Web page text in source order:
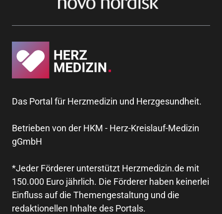
Das Portal für Herzmedizin und Herzgesundheit.
Betrieben von der HKM - Herz-Kreislauf-Medizin
gGmbH
*Jeder Förderer unterstützt Herzmedizin.de mit
150.000 Euro jährlich. Die Förderer haben keinerlei
Einfluss auf die Themengestaltung und die
redaktionellen Inhalte des Portals.